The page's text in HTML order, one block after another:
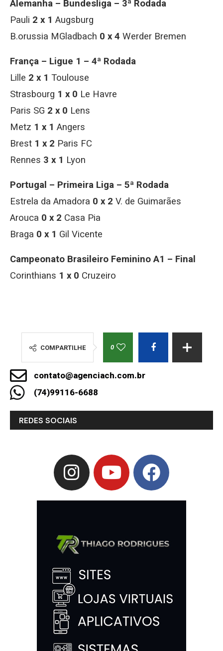
Alemanha – Bundesliga – 3ª Rodada
Pauli 2 x 1 Augsburg
B.orussia MGladbach 0 x 4 Werder Bremen
França – Ligue 1 – 4ª Rodada
Lille 2 x 1 Toulouse
Strasbourg 1 x 0 Le Havre
Paris SG 2 x 0 Lens
Metz 1 x 1 Angers
Brest 1 x 2 Paris FC
Rennes 3 x 1 Lyon
Portugal – Primeira Liga – 5ª Rodada
Estrela da Amadora 0 x 2 V. de Guimarães
Arouca 0 x 2 Casa Pia
Braga 0 x 1 Gil Vicente
Campeonato Brasileiro Feminino A1 – Final
Corinthians 1 x 0 Cruzeiro
COMPARTILHE 0
contato@agenciach.com.br
(74)99116-6688
REDES SOCIAIS